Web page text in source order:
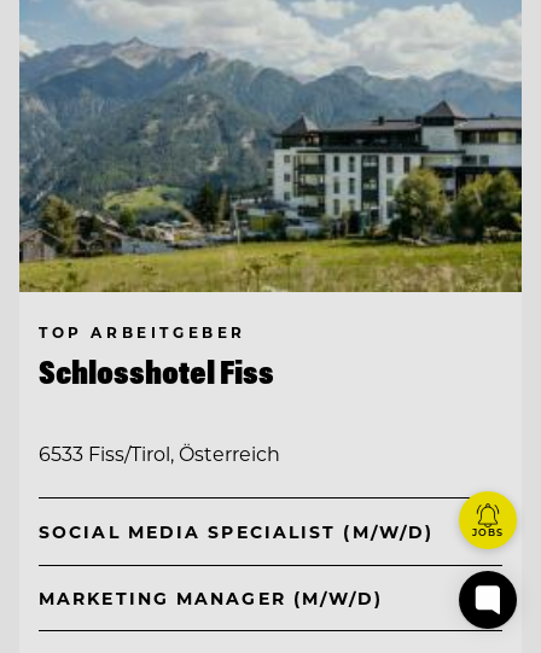
TOP ARBEITGEBER
Schlosshotel Fiss
6533 Fiss/Tirol, Österreich
SOCIAL MEDIA SPECIALIST (M/W/D)
MARKETING MANAGER (M/W/D)
JOBS